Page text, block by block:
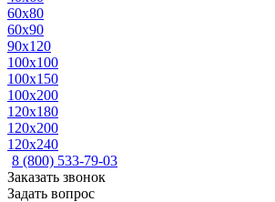
60x80
60x90
90x120
100x100
100x150
100x200
120x180
120x200
120x240
8 (800) 533-79-03
Заказать звонок
Задать вопрос